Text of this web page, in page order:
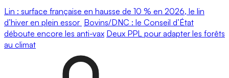
Lin : surface française en hausse de 10 % en 2026, le lin
d’hiver en plein essor Bovins/DNC : le Conseil d’État
déboute encore les anti-vax Deux PPL pour adapter les forêts
au climat